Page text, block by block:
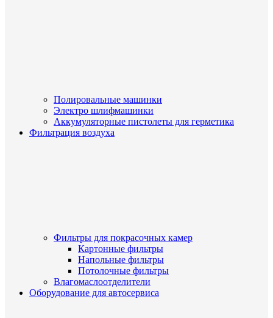
Полировальные машинки
Электро шлифмашинки
Аккумуляторные пистолеты для герметика
Фильтрация воздуха
Фильтры для покрасочных камер
Картонные фильтры
Напольные фильтры
Потолочные фильтры
Влагомаслоотделители
Оборудование для автосервиса